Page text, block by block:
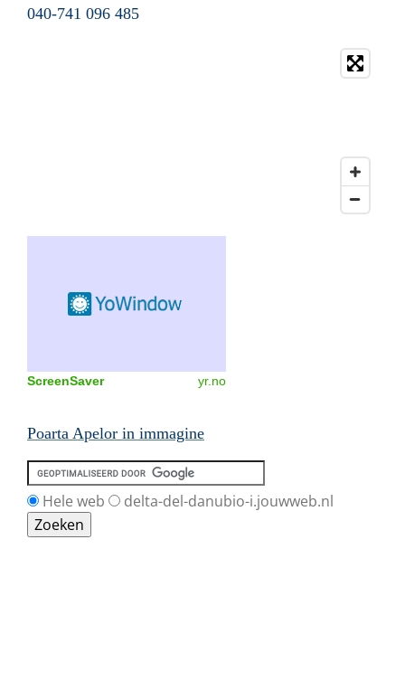
040-741 096 485
ScreenSaver yr.no
Poarta Apelor in immagine
Hele web delta-del-danubio-i.jouwweb.nl